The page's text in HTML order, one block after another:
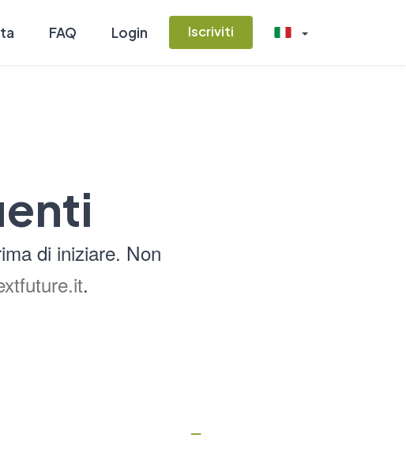
FAQ Login Iscriviti
di iniziare. Non
.